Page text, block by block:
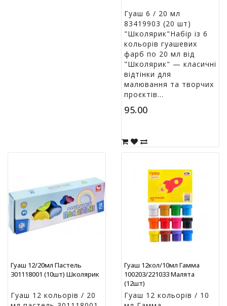
Гуаш 6 / 20 мл
83419903 (20 шт)
"Школярик"Набір із 6
кольорів гуашевих
фарб по 20 мл від
"Школярик" — класичні
відтінки для
малювання та творчих
проєктів...
95.00
Гуаш 12/20мл Пастель
301118001 (10шт) Школярик
Гуаш 12 кольорів / 20
Гуаш 12кол/10мл Гамма
100203/221033 Малята
(12шт)
Гуаш 12 кольорів / 10